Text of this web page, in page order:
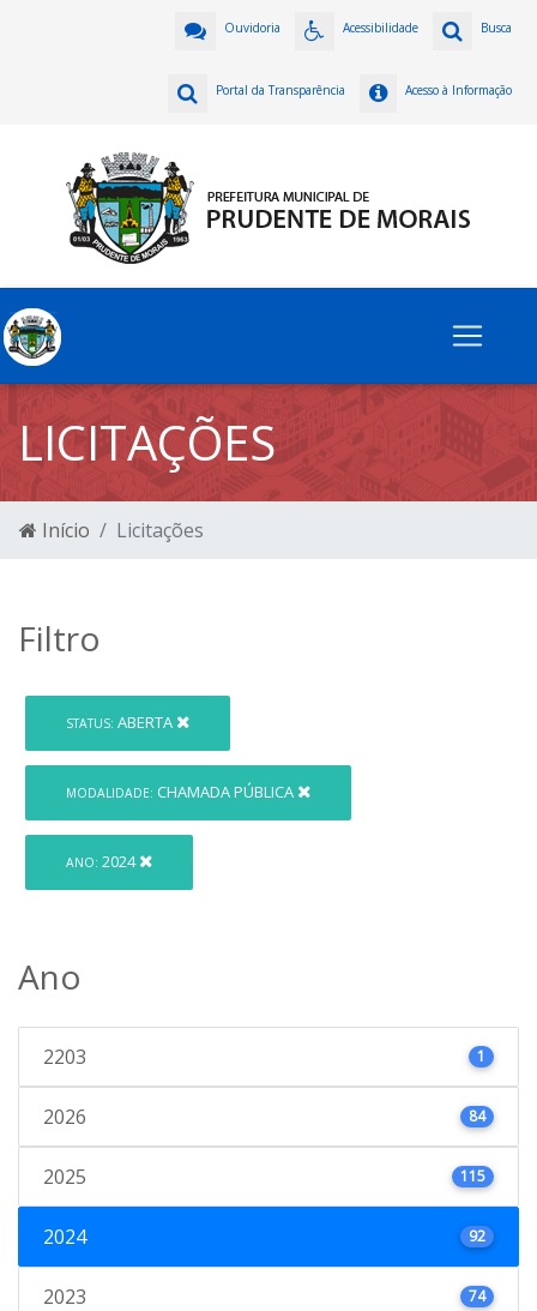
Busca
Acessibilidade
Ouvidoria
Acesso à Informação
Portal da Transparência
LICITAÇÕES
Início Licitações
Filtro
STATUS: ABERTA
MODALIDADE: CHAMADA PÚBLICA
ANO: 2024
Ano
2203 1
2026 84
2025 115
2024 92
2023 74